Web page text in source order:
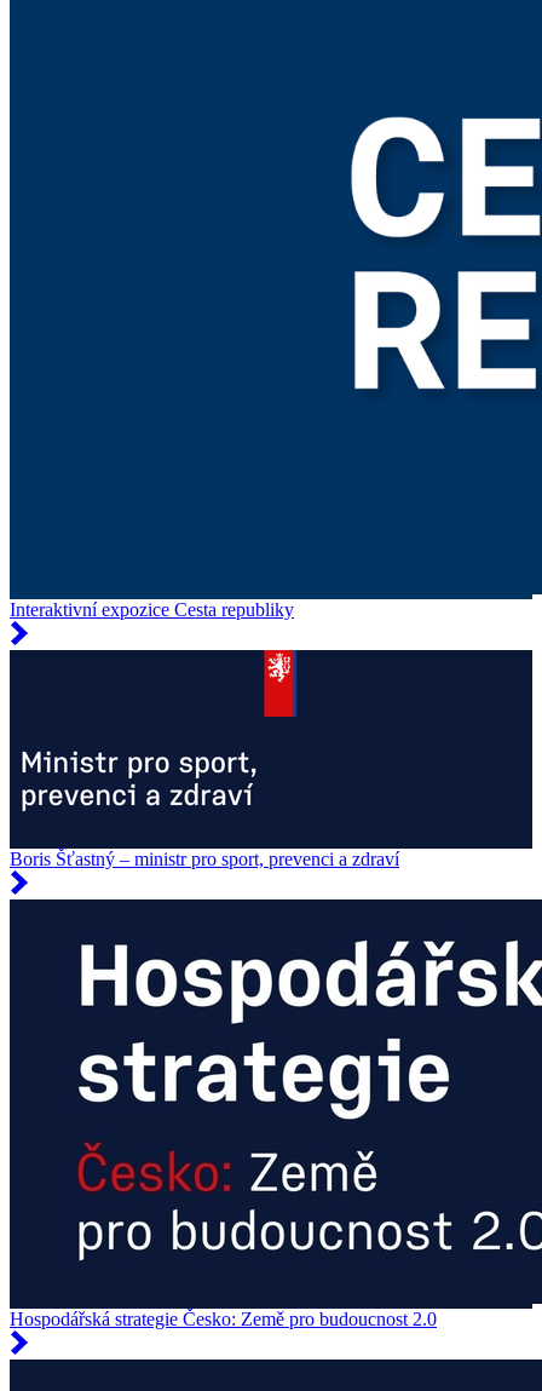
Interaktivní expozice Cesta republiky
Boris Šťastný – ministr pro sport, prevenci a zdraví
Hospodářská strategie Česko: Země pro budoucnost 2.0